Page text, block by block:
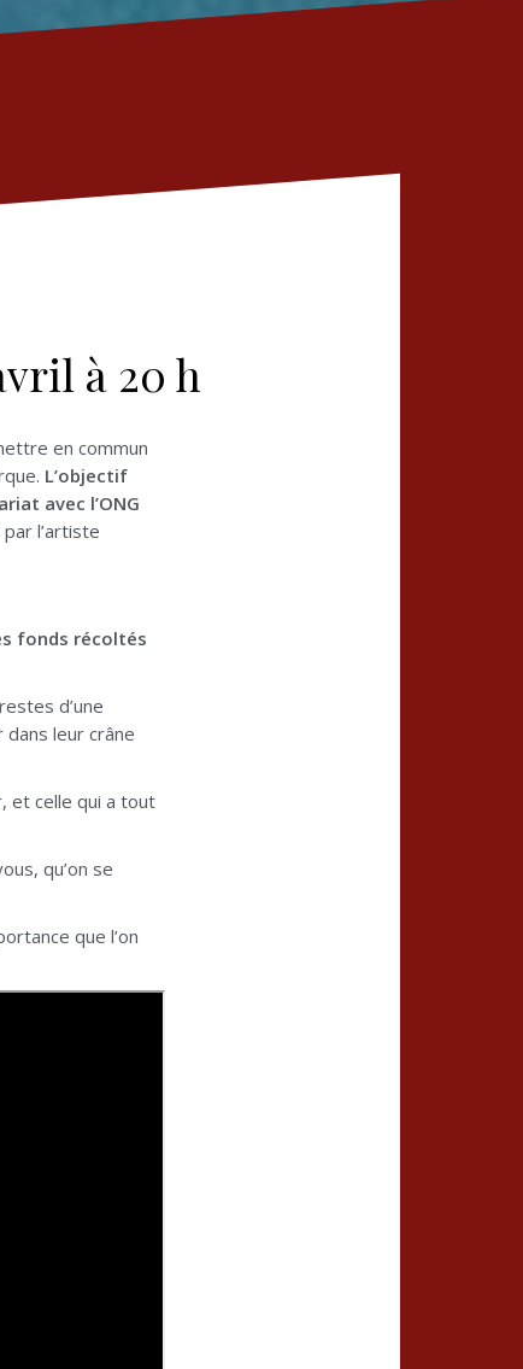
à 20 h
en commun
L’objectif
avec l’ONG
l’artiste
fonds récoltés
d’une
leur crâne
et celle qui a tout
qu’on se
que l’on